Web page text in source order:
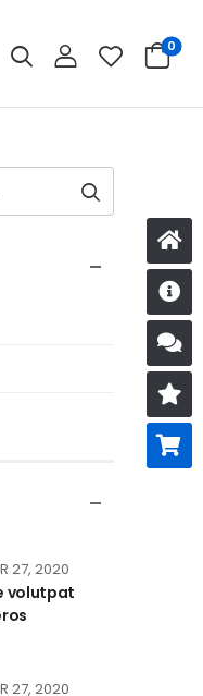
0
27, 2020
volutpat
27, 2020